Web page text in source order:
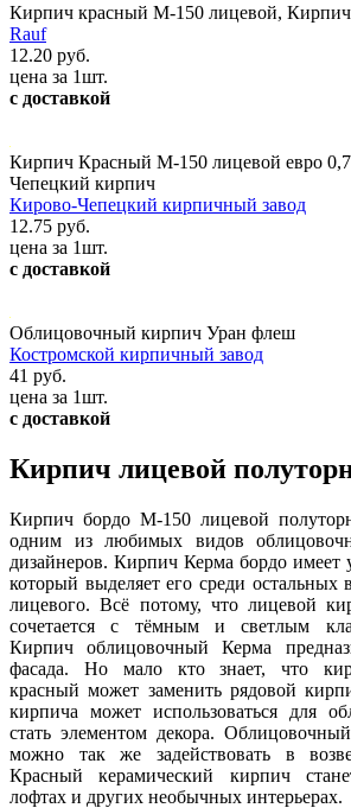
Кирпич красный М-150 лицевой,
Rauf
12.20 руб.
цена за 1шт.
с доставкой
Кирпич Красный М-150 лицевой евро
Чепецкий кирпич
Кирово-Чепецкий кирпичный завод
12.75 руб.
цена за 1шт.
с доставкой
Облицовочный кирпич Уран флеш
Костромской кирпичный завод
41 руб.
цена за 1шт.
с доставкой
Кирпич лицевой
Кирпич бордо М-150 лицевой
одним из любимых видов
дизайнеров. Кирпич Керма бордо имеет
который выделяет его среди
лицевого. Всё потому, что лицевой
сочетается с тёмным и светлым
Кирпич облицовочный Керма
фасада. Но мало кто знает, что
красный может заменить рядовой
кирпича может использоваться для
стать элементом декора.
можно так же задействовать в
Красный керамический кирпич
лофтах и других необычных интерьерах.